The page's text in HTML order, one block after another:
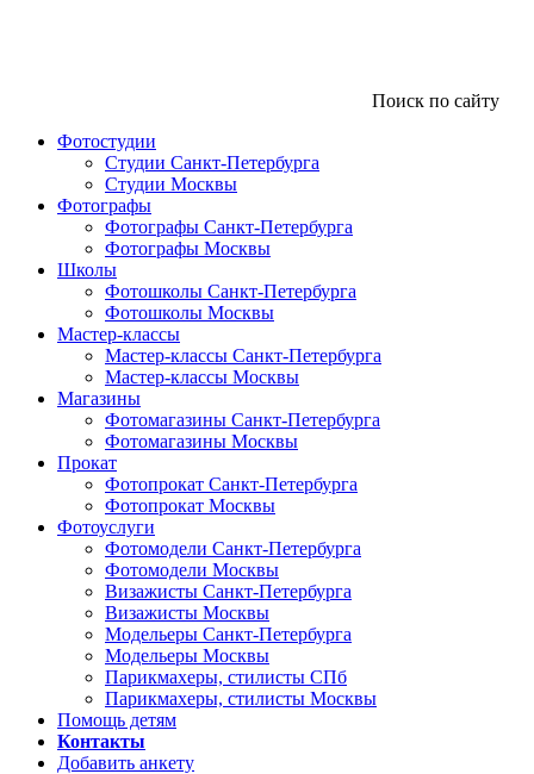
Поиск по сайту
Фотостудии
Студии Санкт-Петербурга
Студии Москвы
Фотографы
Фотографы Санкт-Петербурга
Фотографы Москвы
Школы
Фотошколы Санкт-Петербурга
Фотошколы Москвы
Мастер-классы
Мастер-классы Санкт-Петербурга
Мастер-классы Москвы
Магазины
Фотомагазины Санкт-Петербурга
Фотомагазины Москвы
Прокат
Фотопрокат Санкт-Петербурга
Фотопрокат Москвы
Фотоуслуги
Фотомодели Санкт-Петербурга
Фотомодели Москвы
Визажисты Санкт-Петербурга
Визажисты Москвы
Модельеры Санкт-Петербурга
Модельеры Москвы
Парикмахеры, стилисты СПб
Парикмахеры, стилисты Москвы
Помощь детям
Контакты
Добавить анкету